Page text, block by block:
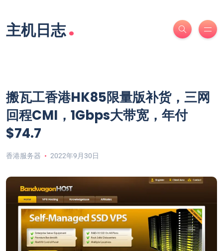
主机日志.
搬瓦工香港HK85限量版补货，三网
回程CMI，1Gbps大带宽，年付
$74.7
香港服务器 2022年9月30日